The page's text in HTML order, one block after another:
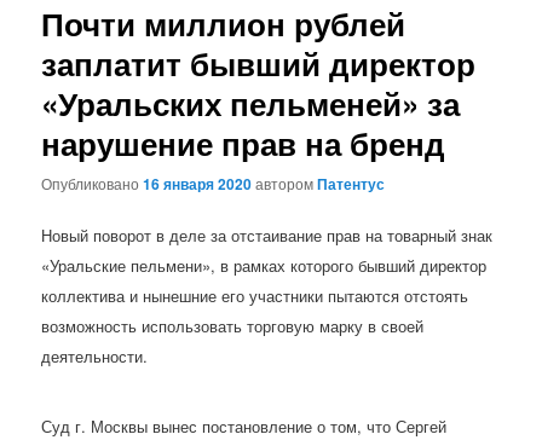
Почти миллион рублей
заплатит бывший директор
«Уральских пельменей» за
нарушение прав на бренд
Опубликовано16 января 2020авторомПатентус
Новый поворот в деле за отстаивание прав на товарный знак
«Уральские пельмени», в рамках которого бывший директор
коллектива и нынешние его участники пытаются отстоять
возможность использовать торговую марку в своей
деятельности.
Суд г. Москвы вынес постановление о том, что Сергей